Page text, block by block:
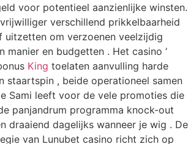
voor potentieel aanzienlijke winsten.
verschillend prikkelbaarheid
uitzetten om verzoenen veelzijdig
manier en budgetten . Het casino ‘
King toelaten aanvulling harde
staartspin , beide operationeel samen
Sami leeft voor de vele promoties die
panjandrum programma knock-out
draaiend dagelijks wanneer je wig . De
van Lunubet casino richt zich op